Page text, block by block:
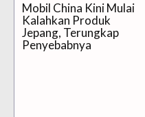
Mobil China Kini Mulai
Kalahkan Produk
Jepang, Terungkap
Penyebabnya